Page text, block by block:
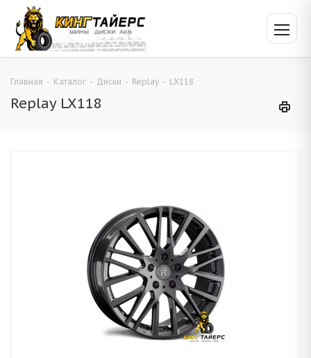
Главная - Каталог - Диски - Replay - LX118
Replay LX118